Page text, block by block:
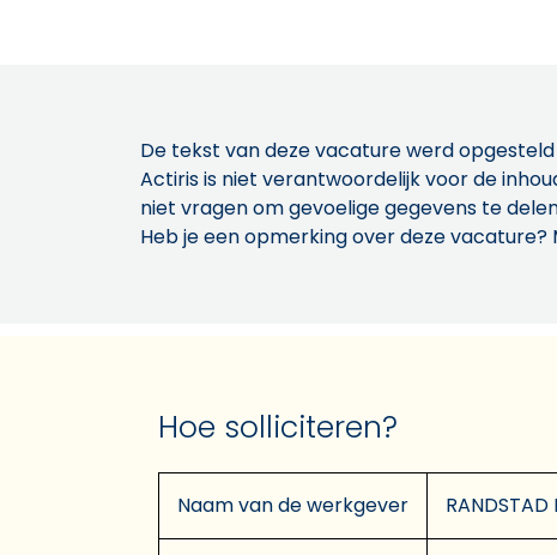
De tekst van deze vacature werd
Actiris is niet verantwoordelijk voor de
niet vragen om gevoelige gegevens te
Heb je een opmerking over deze vacature?
Hoe solliciteren?
Naam van de werkgever RANDSTAD